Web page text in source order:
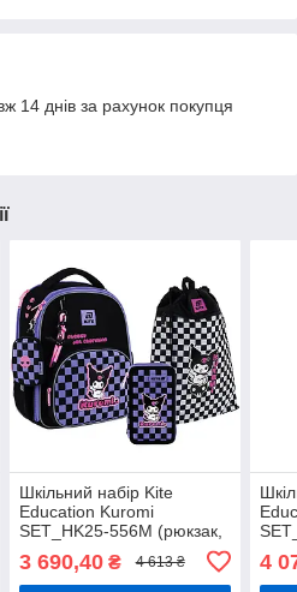
14 днів за рахунок покупця
Шкільний набір Kite
Education Kuromi
SET_HK25-556M (рюкзак,
пенал, сумка) 130-145 см
3 690,40₴ 4 613 ₴ 4